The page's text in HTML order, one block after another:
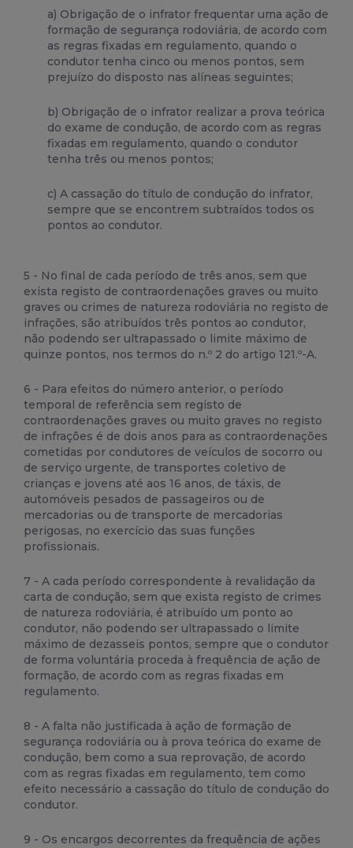
a) Obrigação de o infrator frequentar uma ação de
formação de segurança rodoviária, de acordo com
as regras fixadas em regulamento, quando o
condutor tenha cinco ou menos pontos, sem
prejuízo do disposto nas alíneas seguintes;
b) Obrigação de o infrator realizar a prova teórica
do exame de condução, de acordo com as regras
fixadas em regulamento, quando o condutor
tenha três ou menos pontos;
c) A cassação do título de condução do infrator,
sempre que se encontrem subtraídos todos os
pontos ao condutor.
5 - No final de cada período de três anos, sem que
exista registo de contraordenações graves ou muito
graves ou crimes de natureza rodoviária no registo de
infrações, são atribuídos três pontos ao condutor,
não podendo ser ultrapassado o limite máximo de
quinze pontos, nos termos do n.º 2 do artigo 121.º-A.
6 - Para efeitos do número anterior, o período
temporal de referência sem registo de
contraordenações graves ou muito graves no registo
de infrações é de dois anos para as contraordenações
cometidas por condutores de veículos de socorro ou
de serviço urgente, de transportes coletivo de
crianças e jovens até aos 16 anos, de táxis, de
automóveis pesados de passageiros ou de
mercadorias ou de transporte de mercadorias
perigosas, no exercício das suas funções
profissionais.
7 - A cada período correspondente à revalidação da
carta de condução, sem que exista registo de crimes
de natureza rodoviária, é atribuído um ponto ao
condutor, não podendo ser ultrapassado o limite
máximo de dezasseis pontos, sempre que o condutor
de forma voluntária proceda à frequência de ação de
formação, de acordo com as regras fixadas em
regulamento.
8 - A falta não justificada à ação de formação de
segurança rodoviária ou à prova teórica do exame de
condução, bem como a sua reprovação, de acordo
com as regras fixadas em regulamento, tem como
efeito necessário a cassação do título de condução do
condutor.
9 - Os encargos decorrentes da frequência de ações